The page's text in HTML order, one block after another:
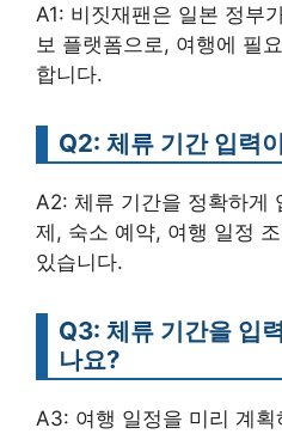
A1: 비짓재팬은 일본 정부
보 플랫폼으로, 여행에 필
합니다.
Q2: 체류 기간 입력
A2: 체류 기간을 정확하게
제, 숙소 예약, 여행 일정
있습니다.
Q3: 체류 기간을 입
나요?
A3: 여행 일정을 미리 계